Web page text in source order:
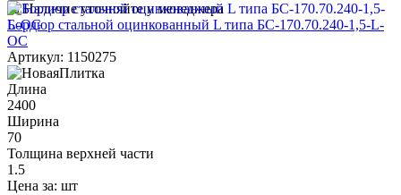
Наличие уточняйте у менеджера
Бордюр стальной оцинкованный L типа БС-170.70.240-1,5-L-
ОС
Артикул: 1150275
Длина
2400
Ширина
70
Толщина верхней части
1.5
Цена за: шт